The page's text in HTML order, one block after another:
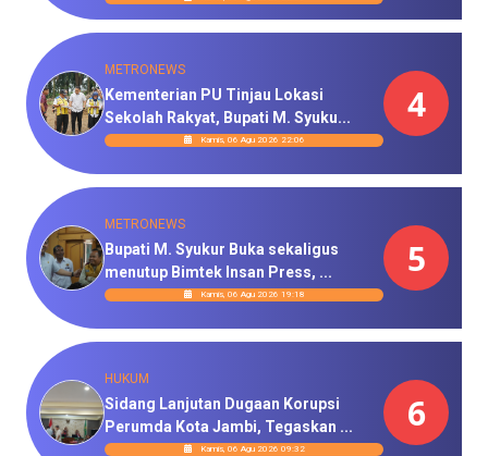
METRONEWS
Kementerian PU Tinjau Lokasi
Sekolah Rakyat, Bupati M. Syuku...
Kamis, 06 Agu 2026 22:06
4
METRONEWS
Bupati M. Syukur Buka sekaligus
menutup Bimtek Insan Press, ...
Kamis, 06 Agu 2026 19:18
5
HUKUM
Sidang Lanjutan Dugaan Korupsi
Perumda Kota Jambi, Tegaskan ...
Kamis, 06 Agu 2026 09:32
6